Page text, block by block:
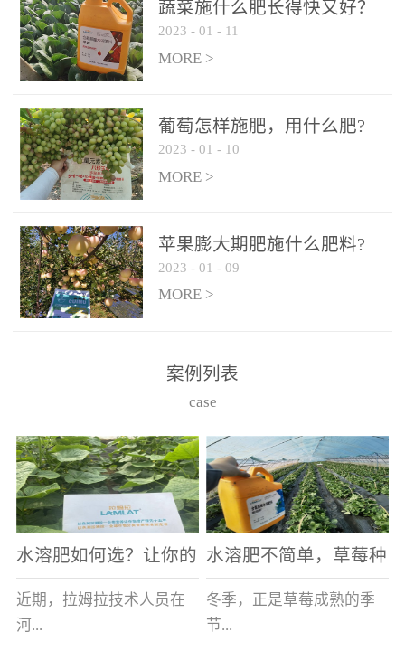
合大量元素水溶肥一起使
用，促使果实膨大，果肉
饱满，品质好，果、枝健
后期∶冲施、滴灌2.5-5kg/
亩/次配合大量元素水溶肥
一起使用，果实转色均
匀，口感好，糖度提高，
预防枝叶早衰。5、叶面喷
施︰浓度800-1500倍（1-
6kg/公顷，间隔10-14天一
次，喷1-3次。
合大量元素水溶肥一起使
后期∶冲施、滴灌2.5-5kg/
亩/次配合大量元素水溶肥
施︰浓度800-1500倍（1-
蔬菜施什么肥长得快又好？
2023 - 01 - 11
MORE >
葡萄怎样施肥，用什么肥?
2023 - 01 - 10
MORE >
苹果膨大期肥施什么肥料?
2023 - 01 - 09
MORE >
案例列表
case
水溶肥如何选？让你的
老棚土好产量高
近期，拉姆拉技术人员在
河...
水溶肥不简单，草莓种
植户指名要使用
冬季，正是草莓成熟的季
节...